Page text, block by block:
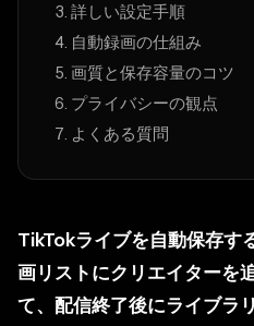
詳しい設定手順
自動録画の仕組み
画質と保存容量のコツ
プライバシーの観点
よくある質問
TikTokライブを自動保存す
画リストにクリエイターを
て、配信終了後にライブラ